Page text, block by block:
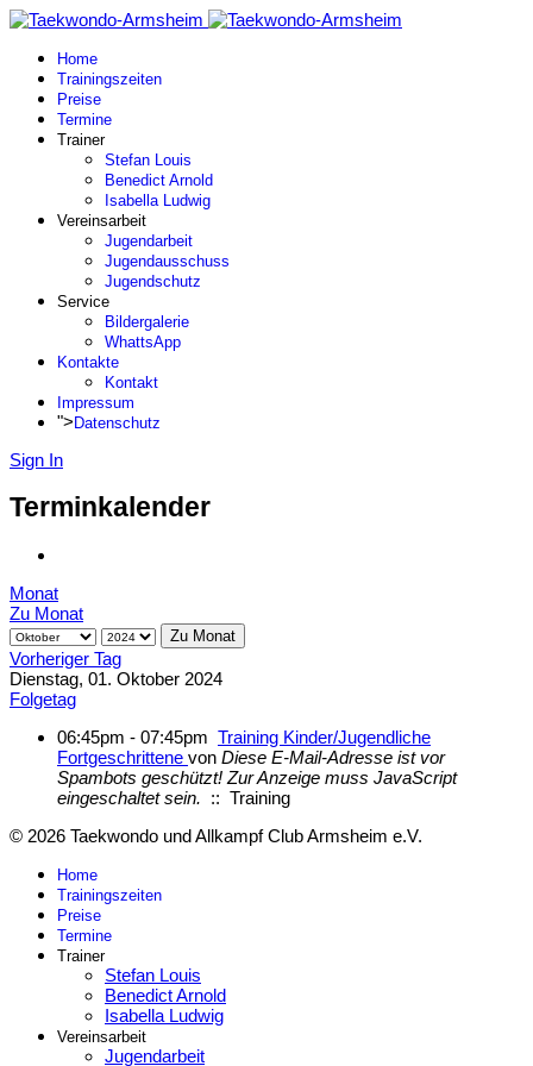
Home
Trainingszeiten
Preise
Termine
Trainer
Stefan Louis
Benedict Arnold
Isabella Ludwig
Vereinsarbeit
Jugendarbeit
Jugendausschuss
Jugendschutz
Service
Bildergalerie
WhattsApp
Kontakte
Kontakt
Impressum
"> Datenschutz
Sign In
Terminkalender
Monat
Zu Monat
Zu Monat
Vorheriger Tag
Dienstag, 01. Oktober 2024
Folgetag
06:45pm - 07:45pm Training Kinder/Jugendliche
Fortgeschrittene von Diese E-Mail-Adresse ist vor
Spambots geschützt! Zur Anzeige muss JavaScript
eingeschaltet sein. :: Training
© 2026 Taekwondo und Allkampf Club Armsheim e.V.
Home
Trainingszeiten
Preise
Termine
Trainer
Stefan Louis
Benedict Arnold
Isabella Ludwig
Vereinsarbeit
Jugendarbeit